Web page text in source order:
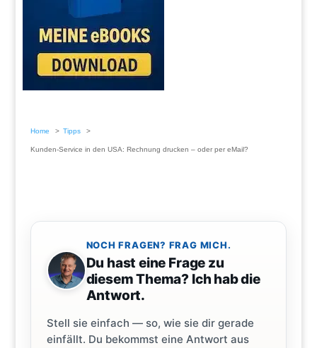
Home Tipps
Kunden-Service in den USA: Rechnung drucken – oder per eMail?
NOCH FRAGEN? FRAG MICH.
Du hast eine Frage zu
diesem Thema? Ich hab die
Antwort.
Stell sie einfach — so, wie sie dir gerade
einfällt. Du bekommst eine Antwort aus